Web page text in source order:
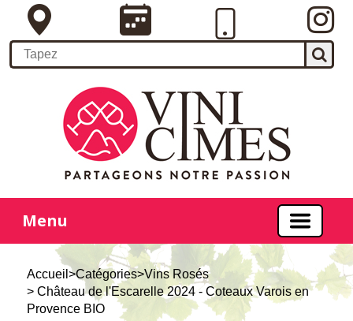
Menu
Accueil >Catégories>Vins Rosés
> Château de l'Escarelle 2024 - Coteaux Varois en
Provence BIO